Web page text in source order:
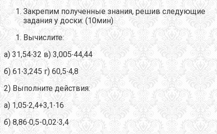
Закрепим полученные знания, решив следующие
задания у доски: (10мин)
Вычислите:
а) 31,54∙32 в) 3,005∙44,44
б) 61∙3,245 г) 60,5∙4,8
2) Выполните действия:
а) 1,05∙2,4+3,1∙16
б) 8,86∙0,5-0,02∙3,4